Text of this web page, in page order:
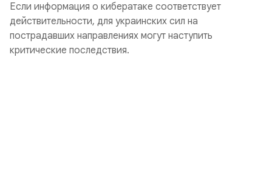
Если информация о кибератаке соответствует
действительности, для украинских сил на
пострадавших направлениях могут наступить
критические последствия.